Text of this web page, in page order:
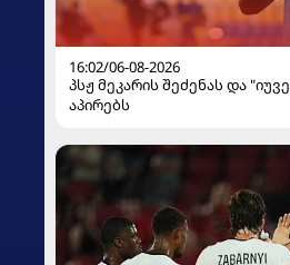
16:02/06-08-2026
პსჟ მეკარის შეძენას და
აპირებს